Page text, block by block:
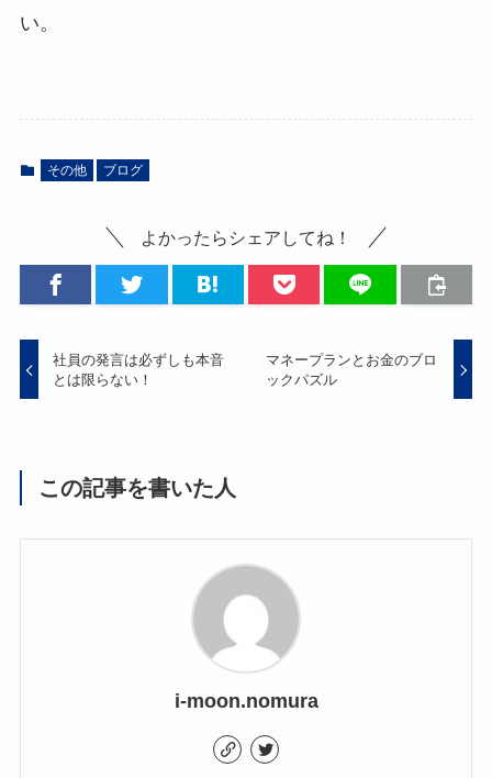
い。
その他 ブログ
よかったらシェアしてね！
社員の発言は必ずしも本音
とは限らない！
マネープランとお金のブロ
ックパズル
この記事を書いた人
i-moon.nomura